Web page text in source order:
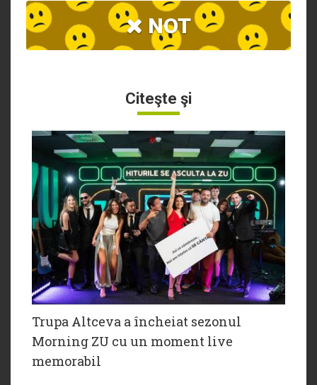
NOT
Citeşte şi
Trupa Altceva a încheiat sezonul
Morning ZU cu un moment live
memorabil